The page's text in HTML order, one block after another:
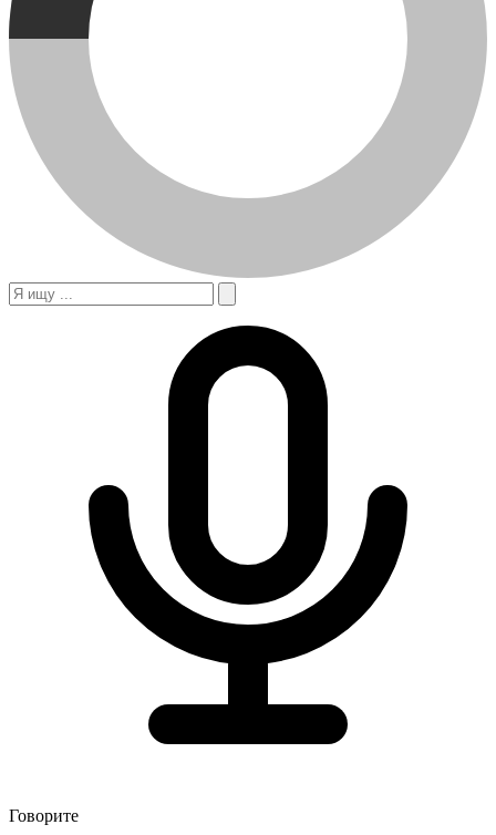
Говорите